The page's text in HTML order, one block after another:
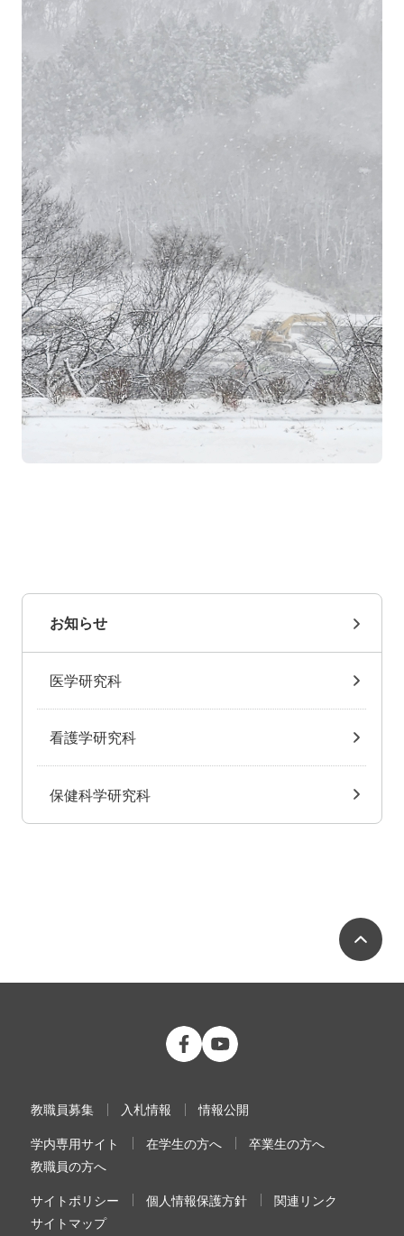
お知らせ
医学研究科
看護学研究科
保健科学研究科
公立大学法人 福島県立医科大学
教職員募集 入札情報 情報公開
学内専用サイト 在学生の方へ
卒業生の方へ
教職員の方へ
サイトポリシー 個人情報保護方針
関連リンク
サイトマップ